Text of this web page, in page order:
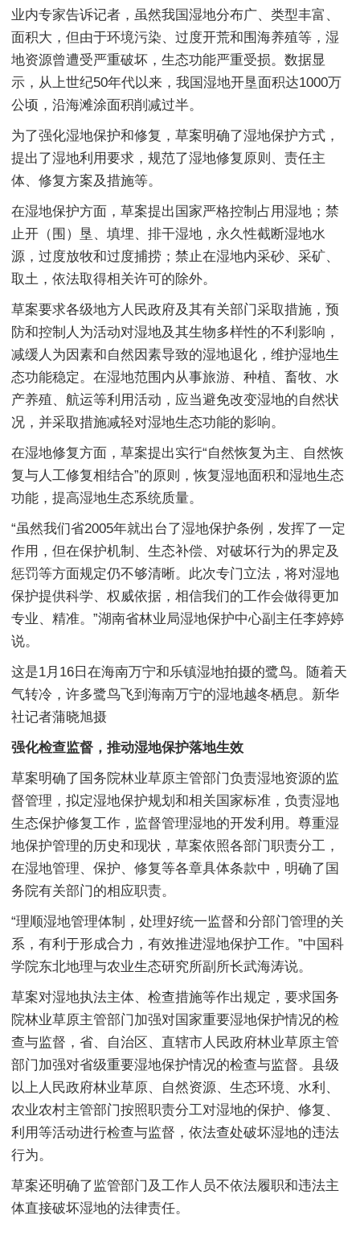
业内专家告诉记者，虽然我国湿地分布广、类型丰富、
面积大，但由于环境污染、过度开荒和围海养殖等，湿
地资源曾遭受严重破坏，生态功能严重受损。数据显
示，从上世纪50年代以来，我国湿地开垦面积达1000万
公顷，沿海滩涂面积削减过半。
为了强化湿地保护和修复，草案明确了湿地保护方式，
提出了湿地利用要求，规范了湿地修复原则、责任主
体、修复方案及措施等。
在湿地保护方面，草案提出国家严格控制占用湿地；禁
止开（围）垦、填埋、排干湿地，永久性截断湿地水
源，过度放牧和过度捕捞；禁止在湿地内采砂、采矿、
取土，依法取得相关许可的除外。
草案要求各级地方人民政府及其有关部门采取措施，预
防和控制人为活动对湿地及其生物多样性的不利影响，
减缓人为因素和自然因素导致的湿地退化，维护湿地生
态功能稳定。在湿地范围内从事旅游、种植、畜牧、水
产养殖、航运等利用活动，应当避免改变湿地的自然状
况，并采取措施减轻对湿地生态功能的影响。
在湿地修复方面，草案提出实行“自然恢复为主、自然恢
复与人工修复相结合”的原则，恢复湿地面积和湿地生态
功能，提高湿地生态系统质量。
“虽然我们省2005年就出台了湿地保护条例，发挥了一定
作用，但在保护机制、生态补偿、对破坏行为的界定及
惩罚等方面规定仍不够清晰。此次专门立法，将对湿地
保护提供科学、权威依据，相信我们的工作会做得更加
专业、精准。”湖南省林业局湿地保护中心副主任李婷婷
说。
这是1月16日在海南万宁和乐镇湿地拍摄的鹭鸟。随着天
气转冷，许多鹭鸟飞到海南万宁的湿地越冬栖息。新华
社记者蒲晓旭摄
强化检查监督，推动湿地保护落地生效
草案明确了国务院林业草原主管部门负责湿地资源的监
督管理，拟定湿地保护规划和相关国家标准，负责湿地
生态保护修复工作，监督管理湿地的开发利用。尊重湿
地保护管理的历史和现状，草案依照各部门职责分工，
在湿地管理、保护、修复等各章具体条款中，明确了国
务院有关部门的相应职责。
“理顺湿地管理体制，处理好统一监督和分部门管理的关
系，有利于形成合力，有效推进湿地保护工作。”中国科
学院东北地理与农业生态研究所副所长武海涛说。
草案对湿地执法主体、检查措施等作出规定，要求国务
院林业草原主管部门加强对国家重要湿地保护情况的检
查与监督，省、自治区、直辖市人民政府林业草原主管
部门加强对省级重要湿地保护情况的检查与监督。县级
以上人民政府林业草原、自然资源、生态环境、水利、
农业农村主管部门按照职责分工对湿地的保护、修复、
利用等活动进行检查与监督，依法查处破坏湿地的违法
行为。
草案还明确了监管部门及工作人员不依法履职和违法主
体直接破坏湿地的法律责任。